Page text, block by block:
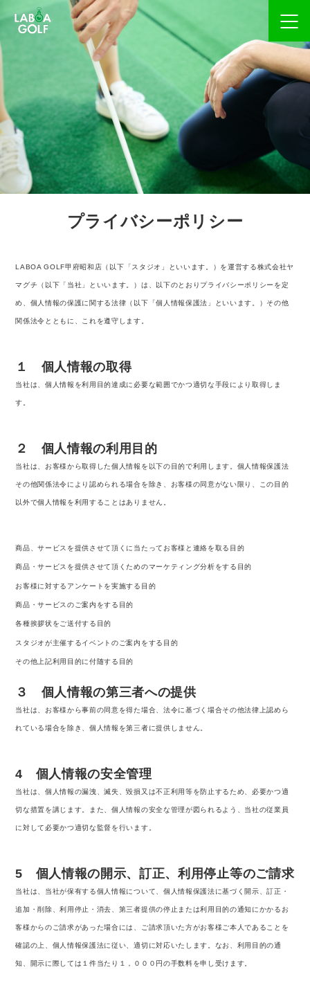
プライバシーポリシー
LABOA GOLF甲府昭和店（以下「スタジオ」といいます。）を運営する株式会社ヤ
マグチ（以下「当社」といいます。）は、以下のとおりプライバシーポリシーを定
め、個人情報の保護に関する法律（以下「個人情報保護法」といいます。）その他
関係法令とともに、これを遵守します。
１ 個人情報の取得
当社は、個人情報を利用目的達成に必要な範囲でかつ適切な手段により取得しま
す。
２ 個人情報の利用目的
当社は、お客様から取得した個人情報を以下の目的で利用します。個人情報保護法
その他関係法令により認められる場合を除き、お客様の同意がない限り、この目的
以外で個人情報を利用することはありません。
商品、サービスを提供させて頂くに当たってお客様と連絡を取る目的
商品・サービスを提供させて頂くためのマーケティング分析をする目的
お客様に対するアンケートを実施する目的
商品・サービスのご案内をする目的
各種挨拶状をご送付する目的
スタジオが主催するイベントのご案内をする目的
その他上記利用目的に付随する目的
３ 個人情報の第三者への提供
当社は、お客様から事前の同意を得た場合、法令に基づく場合その他法律上認めら
れている場合を除き、個人情報を第三者に提供しません。
4 個人情報の安全管理
当社は、個人情報の漏洩、滅失、毀損又は不正利用等を防止するため、必要かつ適
切な措置を講じます。また、個人情報の安全な管理が図られるよう、当社の従業員
に対して必要かつ適切な監督を行います。
5 個人情報の開示、訂正、利用停止等のご請求
当社は、当社が保有する個人情報について、個人情報保護法に基づく開示、訂正・
追加・削除、利用停止・消去、第三者提供の停止または利用目的の通知にかかるお
客様からのご請求があった場合には、ご請求頂いた方がお客様ご本人であることを
確認の上、個人情報保護法に従い、適切に対応いたします。なお、利用目的の通
知、開示に際しては１件当たり１，０００円の手数料を申し受けます。